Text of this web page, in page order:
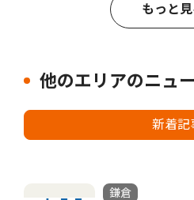
もっと見
他のエリアのニュ
新着記
鎌倉